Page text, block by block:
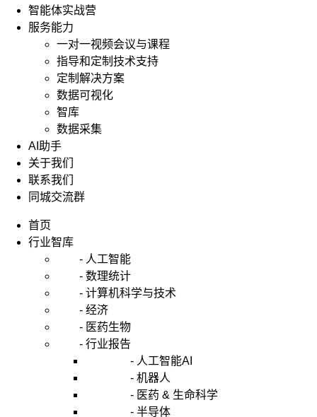
智能体实战营
服务能力
一对一视频会议与课程
指导和定制技术支持
定制解决方案
数据可视化
智库
数据采集
AI助手
关于我们
联系我们
同城交流群
首页
行业智库
- 人工智能
- 数理统计
- 计算机科学与技术
- 经济
- 医药生物
- 行业报告
- 人工智能AI
- 机器人
- 医药 & 生命科学
- 半导体